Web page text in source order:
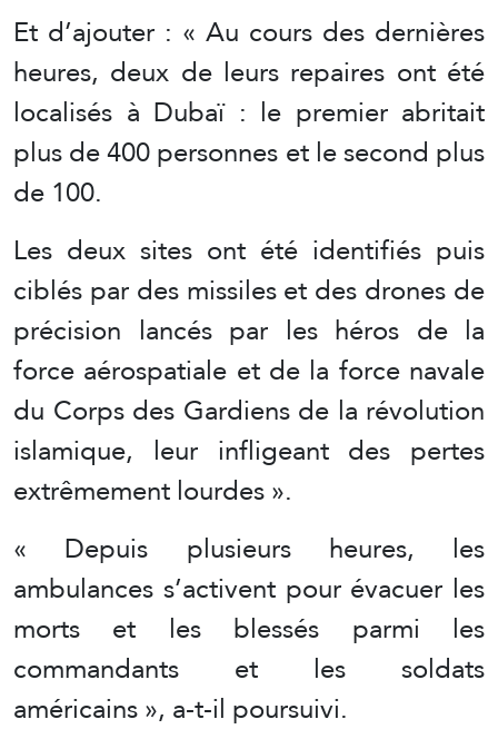
Et d’ajouter : « Au cours des dernières
heures, deux de leurs repaires ont été
localisés à Dubaï : le premier abritait
plus de 400 personnes et le second plus
de 100.
Les deux sites ont été identifiés puis
ciblés par des missiles et des drones de
précision lancés par les héros de la
force aérospatiale et de la force navale
du Corps des Gardiens de la révolution
islamique, leur infligeant des pertes
extrêmement lourdes ».
« Depuis plusieurs heures, les
ambulances s’activent pour évacuer les
morts et les blessés parmi les
commandants et les soldats
américains », a-t-il poursuivi.